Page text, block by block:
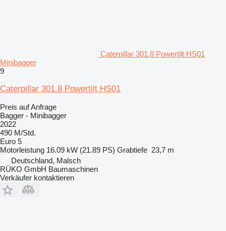
Caterpillar 301.8 Powertilt HS01
Minibagger
9
Caterpillar 301.8 Powertilt HS01
Preis auf Anfrage
Bagger - Minibagger
2022
490 M/Std.
Euro 5
Motorleistung 16.09 kW (21.89 PS) Grabtiefe 23,7 m
Deutschland, Malsch
RÜKO GmbH Baumaschinen
Verkäufer kontaktieren